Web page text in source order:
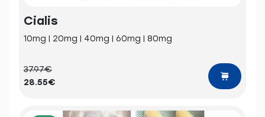
Cialis
10mg | 20mg | 40mg | 60mg | 80mg
37.97€
28.55€